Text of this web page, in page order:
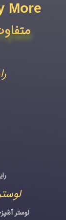
More​
لوستر